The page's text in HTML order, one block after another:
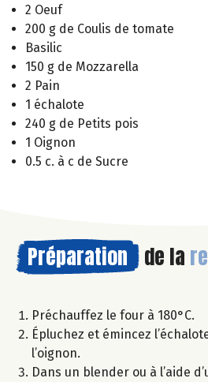
2 Oeuf
200 g de Coulis de tomate
Basilic
150 g de Mozzarella
2 Pain
1 échalote
240 g de Petits pois
1 Oignon
0.5 c. à c de Sucre
Préparation de la
Préchauffez le four à 180°C.
Épluchez et émincez
l’oignon.
Dans un blender ou à l’aide